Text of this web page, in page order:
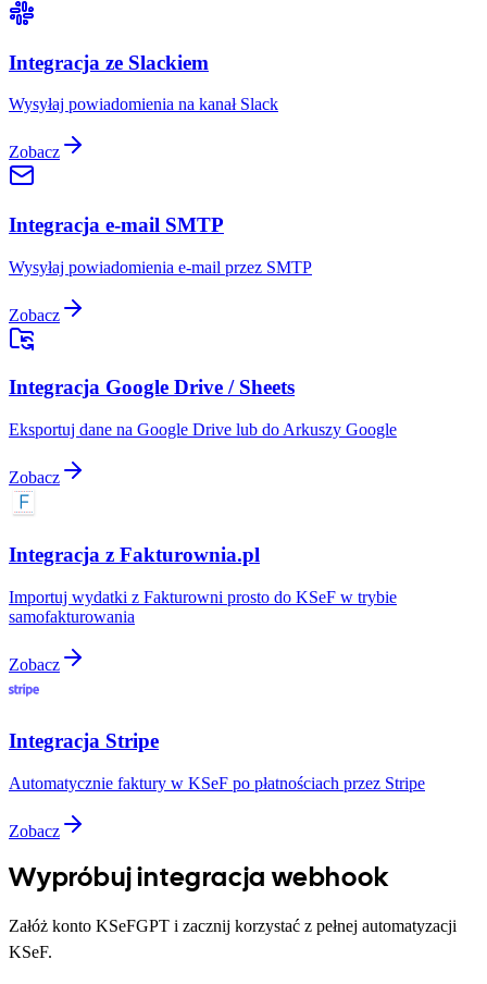
Integracja ze Slackiem
Wysyłaj powiadomienia na kanał Slack
Zobacz
Integracja e-mail SMTP
Wysyłaj powiadomienia e-mail przez SMTP
Zobacz
Integracja Google Drive / Sheets
Eksportuj dane na Google Drive lub do Arkuszy Google
Zobacz
Integracja z Fakturownia.pl
Importuj wydatki z Fakturowni prosto do KSeF w trybie
samofakturowania
Zobacz
Integracja Stripe
Automatycznie faktury w KSeF po płatnościach przez Stripe
Zobacz
Wypróbuj integracja webhook
Załóż konto KSeFGPT i zacznij korzystać z pełnej automatyzacji
KSeF.